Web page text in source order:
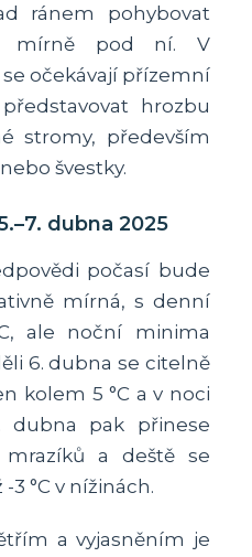
ránem pohybovat
mírně pod ní. V
očekávají přízemní
hrozbu
stromy, především
švestky.
dubna 2025
počasí bude
mírná, s denní
ale noční minima
6. dubna se citelně
kolem 5 °C a v noci
dubna pak přinese
a deště se
°C v nížinách.
a vyjasněním je